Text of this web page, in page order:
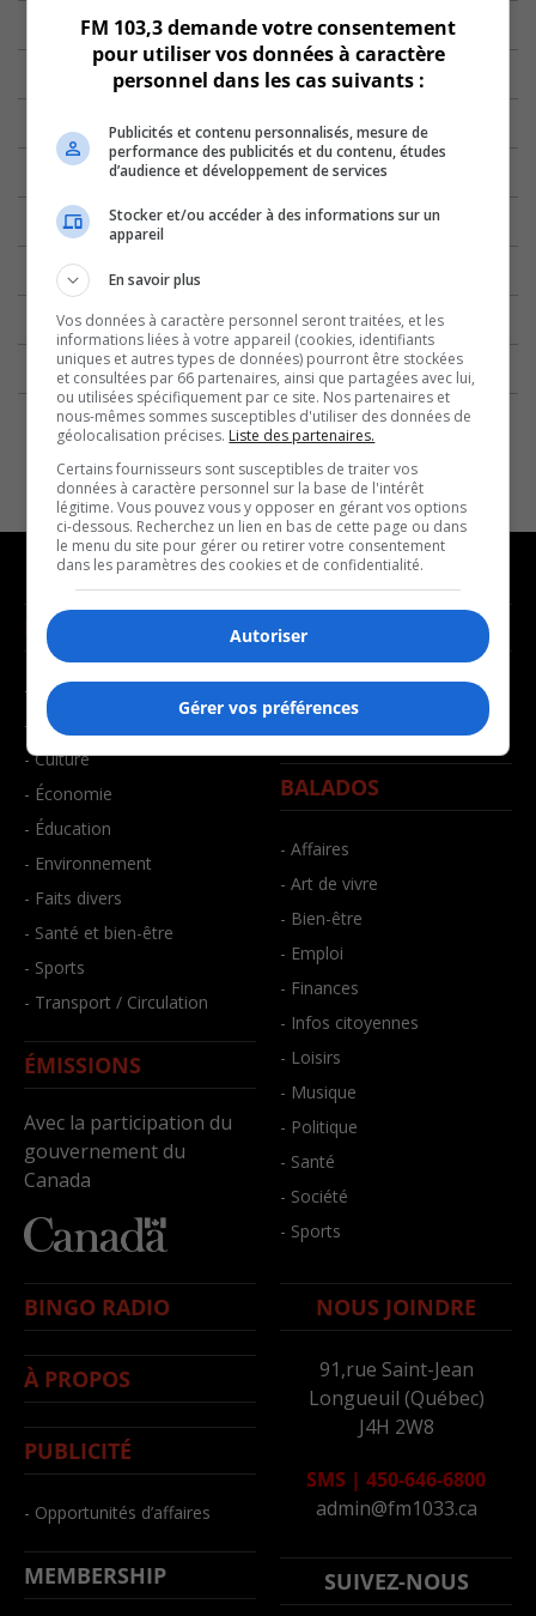
NOUVELLES
- Affaires municipales
- Communauté / Social
- Culture
- Économie
- Éducation
- Environnement
- Faits divers
- Santé et bien-être
- Sports
- Transport / Circulation
ÉMISSIONS
Avec la participation du
gouvernement du
Canada
MUSIQUE
BALADOS
- Affaires
- Art de vivre
- Bien-être
- Emploi
- Finances
- Infos citoyennes
- Loisirs
- Musique
- Politique
- Santé
- Société
- Sports
BINGO RADIO
À PROPOS
PUBLICITÉ
- Opportunités d’affaires
MEMBERSHIP
NOUS JOINDRE
91,rue Saint-Jean
Longueuil (Québec)
J4H 2W8
SMS | 450-646-6800
admin@fm1033.ca
SUIVEZ-NOUS
FM 103,3 demande votre consentement
pour utiliser vos données à caractère
personnel dans les cas suivants :
Publicités et contenu personnalisés, mesure de
performance des publicités et du contenu, études
d’audience et développement de services
Stocker et/ou accéder à des informations sur un
appareil
En savoir plus
Vos données à caractère personnel seront traitées, et les
informations liées à votre appareil (cookies, identifiants
uniques et autres types de données) pourront être stockées
et consultées par 66 partenaires, ainsi que partagées avec lui,
ou utilisées spécifiquement par ce site. Nos partenaires et
nous-mêmes sommes susceptibles d'utiliser des données de
géolocalisation précises. Liste des partenaires.
Certains fournisseurs sont susceptibles de traiter vos
données à caractère personnel sur la base de l'intérêt
légitime. Vous pouvez vous y opposer en gérant vos options
ci-dessous. Recherchez un lien en bas de cette page ou dans
le menu du site pour gérer ou retirer votre consentement
dans les paramètres des cookies et de confidentialité.
Autoriser
Gérer vos préférences